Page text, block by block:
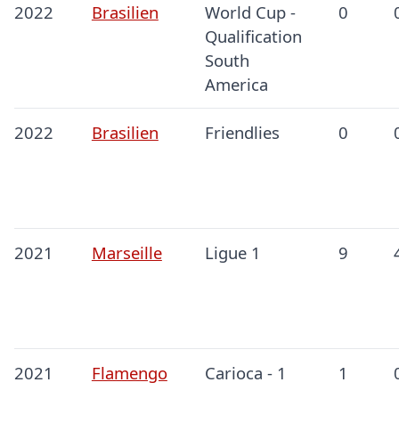
2022 Brasilien
World Cup -
Qualification
South
America
0
2022 Brasilien Friendlies 0
2021 Marseille Ligue 1 9
2021 Flamengo Carioca - 1 1